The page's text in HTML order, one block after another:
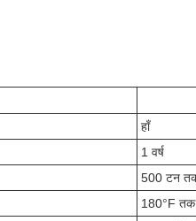
हाँ
1 वर्ष
500 टन
180°F तक